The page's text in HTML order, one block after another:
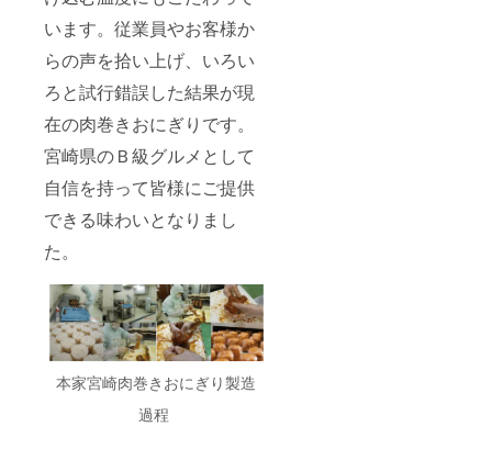
います。従業員やお客様か
らの声を拾い上げ、いろい
ろと試行錯誤した結果が現
在の肉巻きおにぎりです。
宮崎県のＢ級グルメとして
自信を持って皆様にご提供
できる味わいとなりまし
た。
本家宮崎肉巻きおにぎり製造
過程